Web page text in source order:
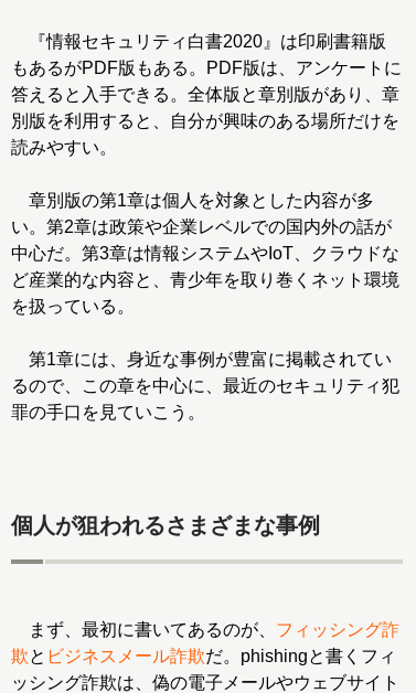
『情報セキュリティ白書2020』は印刷書籍版
もあるがPDF版もある。PDF版は、アンケートに
答えると入手できる。全体版と章別版があり、章
別版を利用すると、自分が興味のある場所だけを
読みやすい。
章別版の第1章は個人を対象とした内容が多
い。第2章は政策や企業レベルでの国内外の話が
中心だ。第3章は情報システムやIoT、クラウドな
ど産業的な内容と、青少年を取り巻くネット環境
を扱っている。
第1章には、身近な事例が豊富に掲載されてい
るので、この章を中心に、最近のセキュリティ犯
罪の手口を見ていこう。
個人が狙われるさまざまな事例
まず、最初に書いてあるのが、 フィッシング詐
欺と ビジネスメール詐欺だ。phishingと書くフィ
ッシング詐欺は、偽の電子メールやウェブサイト